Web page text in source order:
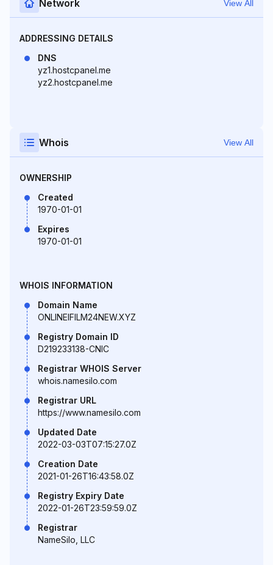
Network View All
ADDRESSING DETAILS
DNS
yz1.hostcpanel.me
yz2.hostcpanel.me
Whois View All
OWNERSHIP
Created
1970-01-01
Expires
1970-01-01
WHOIS INFORMATION
Domain Name
ONLINEIFILM24NEW.XYZ
Registry Domain ID
D219233138-CNIC
Registrar WHOIS Server
whois.namesilo.com
Registrar URL
https://www.namesilo.com
Updated Date
2022-03-03T07:15:27.0Z
Creation Date
2021-01-26T16:43:58.0Z
Registry Expiry Date
2022-01-26T23:59:59.0Z
Registrar
NameSilo, LLC